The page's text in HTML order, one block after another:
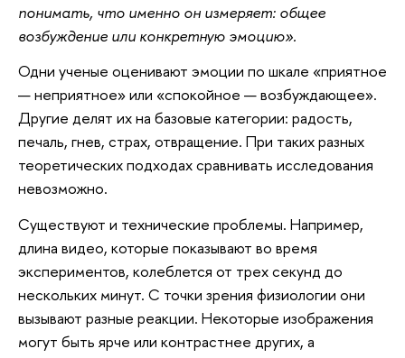
понимать, что именно он измеряет: общее
возбуждение или конкретную эмоцию».
Одни ученые оценивают эмоции по шкале «приятное
— неприятное» или «спокойное — возбуждающее».
Другие делят их на базовые категории: радость,
печаль, гнев, страх, отвращение. При таких разных
теоретических подходах сравнивать исследования
невозможно.
Существуют и технические проблемы. Например,
длина видео, которые показывают во время
экспериментов, колеблется от трех секунд до
нескольких минут. С точки зрения физиологии они
вызывают разные реакции. Некоторые изображения
могут быть ярче или контрастнее других, а